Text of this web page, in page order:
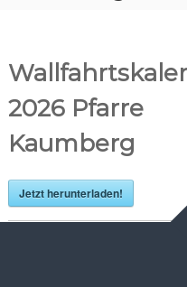
2026 Pfarre
Kaumberg
Jetzt herunterladen!